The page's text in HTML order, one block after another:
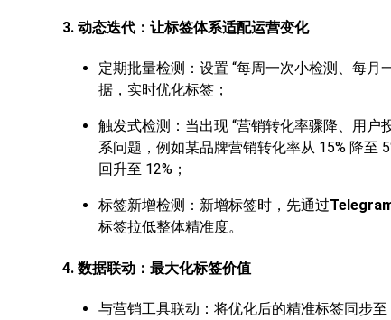
3. 动态迭代：让标签体系适配运营变化
定期批量检测：设置 “每周一次小检测、每月
据，实时优化标签；
触发式检测：当出现 “营销转化率骤降、用
系问题，例如某品牌营销转化率从 15% 降至
回升至 12%；
标签新增检测：新增标签时，先通过
标签拉低整体精准度。
4. 数据联动：最大化标签价值
与营销工具联动：将优化后的精准标签同步